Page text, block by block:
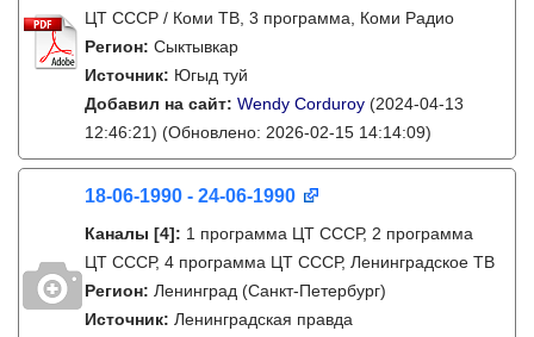
ЦТ СССР / Коми ТВ, 3 программа, Коми Радио
Регион: Сыктывкар
Источник: Югыд туй
Добавил на сайт: Wendy Corduroy (2024-04-13
12:46:21) (Обновлено: 2026-02-15 14:14:09)
18-06-1990 - 24-06-1990
Каналы [4]: 1 программа ЦТ СССР, 2 программа
ЦТ СССР, 4 программа ЦТ СССР, Ленинградское ТВ
Регион: Ленинград (Санкт-Петербург)
Источник: Ленинградская правда